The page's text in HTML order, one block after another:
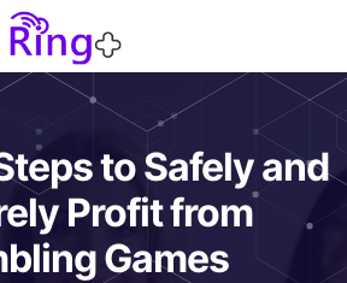
to Safely and
Profit from
Games